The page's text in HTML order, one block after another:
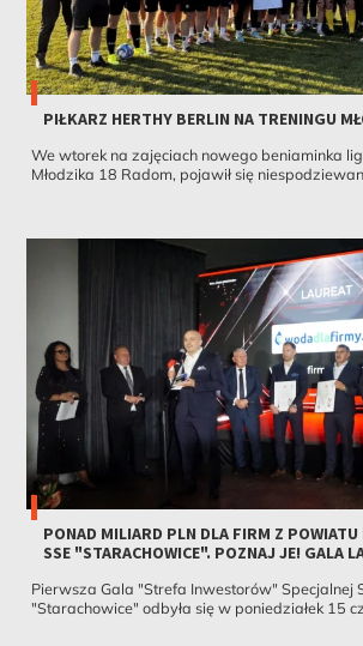
PIŁKARZ HERTHY BERLIN NA TRENINGU
We wtorek na zajęciach nowego beniaminka
Młodzika 18 Radom, pojawił się
PONAD MILIARD PLN DLA FIRM Z
SSE "STARACHOWICE". POZNAJ JE! GALA
Pierwsza Gala "Strefa Inwestorów" Specjalnej
"Starachowice" odbyła się w poniedziałek 15